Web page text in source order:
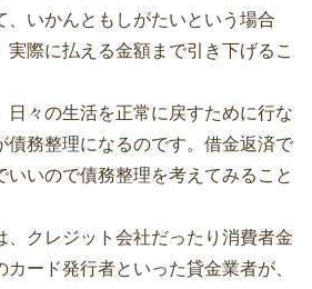
、いかんともしがたいという場合
実際に払える金額まで引き下げるこ
日々の生活を正常に戻すために行な
債務整理になるのです。借金返済で
いいので債務整理を考えてみること
、クレジット会社だったり消費者金
ード発行者といった貸金業者が、